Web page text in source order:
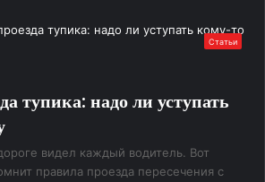
Статьи
тупика: надо ли уступать
видел каждый водитель. Вот
правила проезда пересечения с